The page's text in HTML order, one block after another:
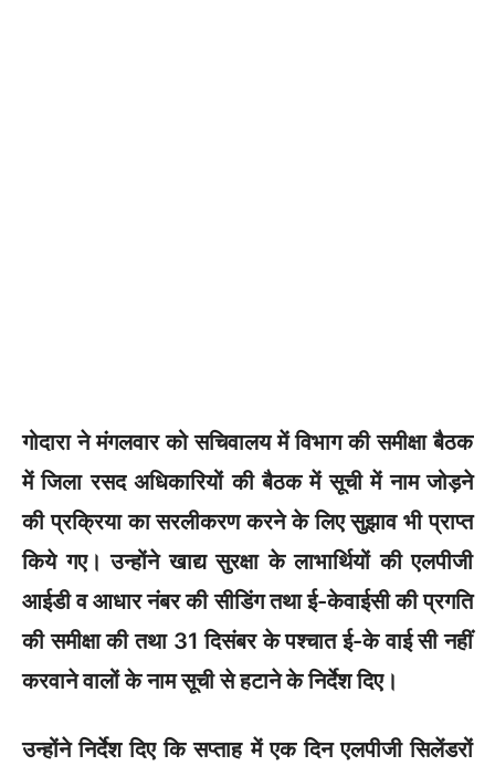
गोदारा ने मंगलवार को सचिवालय में विभाग की समीक्षा बैठक
में जिला रसद अधिकारियों की बैठक में सूची में नाम जोड़ने
की प्रक्रिया का सरलीकरण करने के लिए सुझाव भी प्राप्त
किये गए। उन्होंने खाद्य सुरक्षा के लाभार्थियों की एलपीजी
आईडी व आधार नंबर की सीडिंग तथा ई-केवाईसी की प्रगति
की समीक्षा की तथा 31 दिसंबर के पश्चात ई-के वाई सी नहीं
करवाने वालों के नाम सूची से हटाने के निर्देश दिए।
उन्होंने निर्देश दिए कि सप्ताह में एक दिन एलपीजी सिलेंडरों